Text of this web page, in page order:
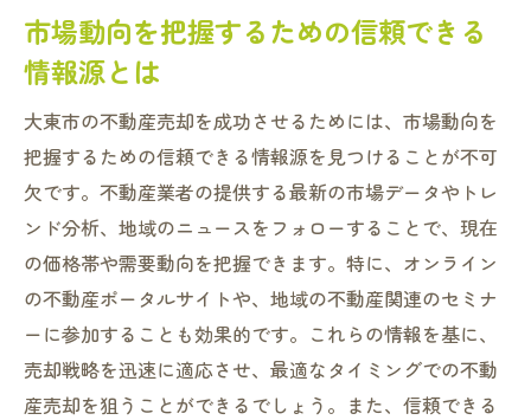
物件査定のポイントとその方法
信頼できる不動産業者の選び方
売却後の手続きと留意事項
売却を成功させるための日程管理方法
市場動向を把握するための信頼できる
情報源とは
大東市の不動産売却を成功させるためには、市場動向を
把握するための信頼できる情報源を見つけることが不可
欠です。不動産業者の提供する最新の市場データやトレ
ンド分析、地域のニュースをフォローすることで、現在
の価格帯や需要動向を把握できます。特に、オンライン
の不動産ポータルサイトや、地域の不動産関連のセミナ
ーに参加することも効果的です。これらの情報を基に、
売却戦略を迅速に適応させ、最適なタイミングでの不動
産売却を狙うことができるでしょう。また、信頼できる